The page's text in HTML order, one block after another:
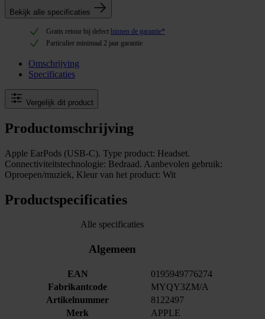
Bekijk alle specificaties
Gratis retour bij defect binnen de garantie*
Particulier minimaal 2 jaar garantie
Omschrijving
Specificaties
Vergelijk dit product
Productomschrijving
Apple EarPods (USB-C). Type product: Headset.
Connectiviteitstechnologie: Bedraad. Aanbevolen gebruik:
Oproepen/muziek, Kleur van het product: Wit
Productspecificaties
Alle specificaties
Algemeen
EAN
0195949776274
Fabrikantcode
MYQY3ZM/A
Artikelnummer
8122497
Merk
APPLE